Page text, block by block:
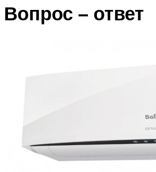
Вопрос – ответ